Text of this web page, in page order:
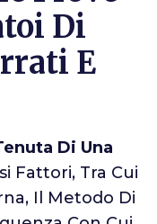
Di
E
Di Una
Fattori, Tra Cui
Il Metodo Di